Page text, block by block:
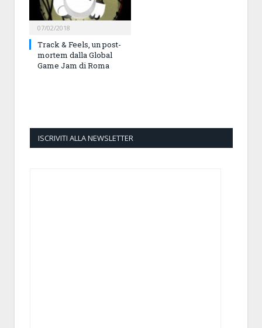
07/02/2018
Track & Feels, un post-
mortem dalla Global
Game Jam di Roma
ISCRIVITI ALLA NEWSLETTER